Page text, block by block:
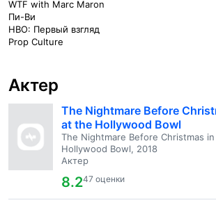
WTF with Marc Maron
Пи-Ви
HBO: Первый взгляд
Prop Culture
Актер
The Nightmare Before
at the Hollywood Bowl
The Nightmare Before Christmas
Hollywood Bowl, 2018
Актер
8.247 оценки